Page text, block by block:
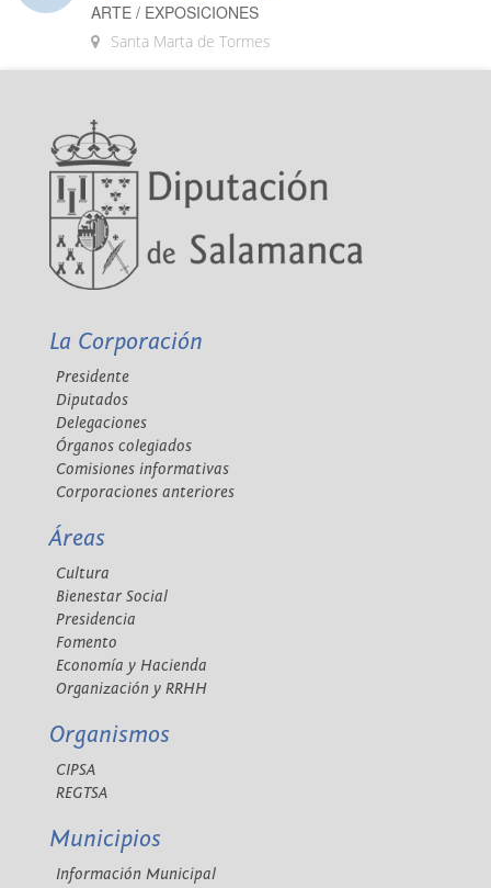
ARTE / EXPOSICIONES
Santa Marta de Tormes
La Corporación
Presidente
Diputados
Delegaciones
Órganos colegiados
Comisiones informativas
Corporaciones anteriores
Áreas
Cultura
Bienestar Social
Presidencia
Fomento
Economía y Hacienda
Organización y RRHH
Organismos
CIPSA
REGTSA
Municipios
Información Municipal